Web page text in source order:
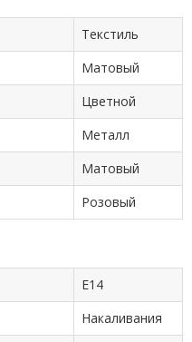
Текстиль
Матовый
Цветной
Металл
Матовый
Розовый
E14
Накаливания